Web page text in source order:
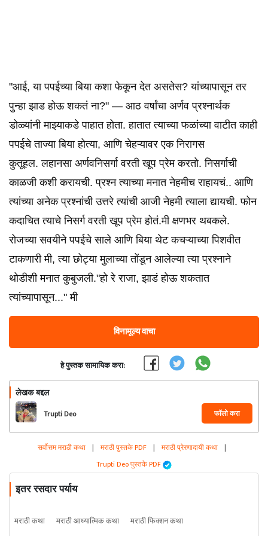
"आई, या पपईच्या बिया कशा फेकून देत असतेस? यांच्यापासून तर
पुन्हा झाड होऊ शकतं ना?" — आठ वर्षांचा अर्णव प्रश्नार्थक
डोळ्यांनी माझ्याकडे पाहात होता. हातात त्याच्या फळांच्या वाटीत काही
पपईचे ताज्या बिया होत्या, आणि चेहऱ्यावर एक निरागस
कुतूहल. लहानसा अर्णवनिसर्गा वरती खूप प्रेम करतो. निसर्गाची
काळजी कशी करायची. प्रश्न त्याच्या मनात नेहमीच राहायचं.. आणि
त्यांच्या अनेक प्रश्नांची उत्तरे त्यांची आजी नेहमी त्याला द्यायची. फोन
कदाचित त्याचे निसर्ग वरती खूप प्रेम होतं.मी क्षणभर थबकले.
रोजच्या सवयीने पपईचे साले आणि बिया थेट कचऱ्याच्या पिशवीत
टाकणारी मी, त्या छोट्या मुलाच्या तोंडून आलेल्या त्या प्रश्नाने
थोडीशी मनात कुबुजली."हो रे राजा, झाडं होऊ शकतात
त्यांच्यापासून..." मी
विनामूल्य वाचा
हे पुस्तक सामायिक करा:
लेखक बद्दल
Trupti Deo फॉलो करा
सर्वोत्तम मराठी कथा | मराठी पुस्तके PDF | मराठी प्रेरणादायी कथा |
Trupti Deo पुस्तके PDF
इतर रसदार पर्याय
मराठी कथा मराठी आध्यात्मिक कथा मराठी फिक्शन कथा